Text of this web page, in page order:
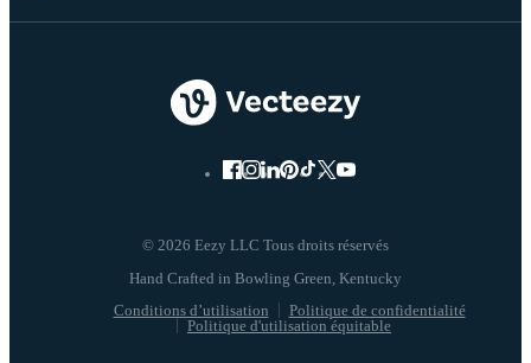
© 2026 Eezy LLC Tous droits réservés
Conditions d’utilisation
Politique de confidentialité
Politique d'utilisation équitable